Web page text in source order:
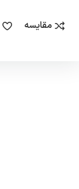
مقایسه